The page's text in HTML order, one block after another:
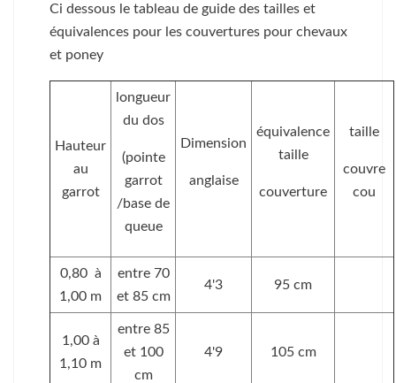
Ci dessous le tableau de guide des tailles et
équivalences pour les couvertures pour chevaux
et poney
Hauteur
au
garrot
longueur
du dos
(pointe
garrot
/base de
queue
Dimension
anglaise
équivalence
taille
couverture
taille
couvre
cou
0,80 à
1,00 m
entre 70
et 85 cm
4'3 95 cm
1,00 à
1,10 m
entre 85
et 100
cm
4'9 105 cm